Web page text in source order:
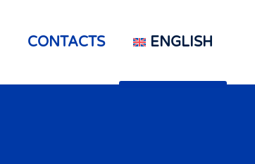
CONTACTS ENGLISH